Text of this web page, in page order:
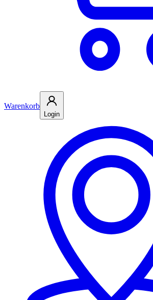
Warenkorb
Login